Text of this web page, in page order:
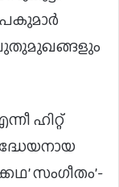
പുതുമുഖങ്ങളും
ഹിറ്റ്
സംഗീതം’-